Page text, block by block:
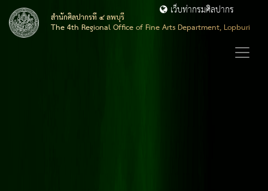
สำนักศิลปากรที่ ๔ ลพบุรี
The 4th Regional Office of Fine Arts Department, Lopburi
เว็บท่ากรมศิลปากร